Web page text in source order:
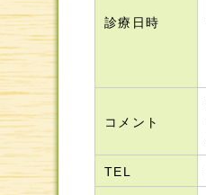
診療日時
コメント
TEL